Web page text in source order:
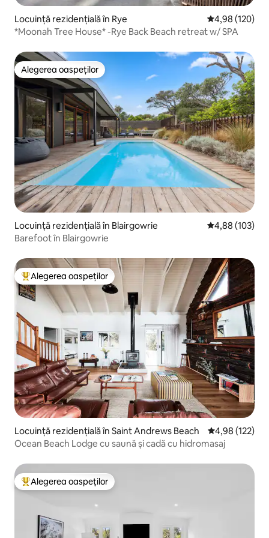
Locuință rezidențială în Rye Scor mediu de
4,98 (120)
*Moonah Tree House* -Rye Back Beach retreat w/ SPA
Alegerea oaspeților
Alegerea oaspeților
Locuință rezidențială în Blairgowrie Scor mediu de
4,88 (103)
Barefoot în Blairgowrie
Locuință din topul categoriei Alegerea oaspeților
Alegerea oaspeților
Locuință rezidențială în Saint Andrews Beach Scor mediu de
4,98 (122)
Ocean Beach Lodge cu saună și cadă cu hidromasaj
Locuință din topul categoriei Alegerea oaspeților
Alegerea oaspeților